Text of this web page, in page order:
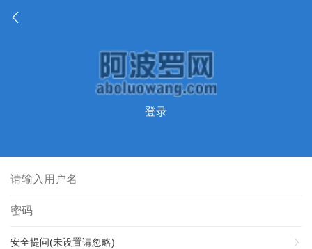
登录
安全提问(未设置请忽略)